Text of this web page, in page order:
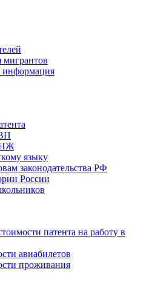
мигрантов
языку
законодательства РФ
России
патента на работу в
авиабилетов
проживания